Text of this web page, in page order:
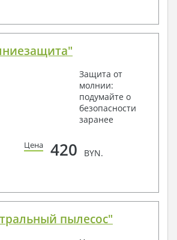
Защита от
молнии:
подумайте о
безопасности
заранее
Цена 420 BYN.
пылесос"